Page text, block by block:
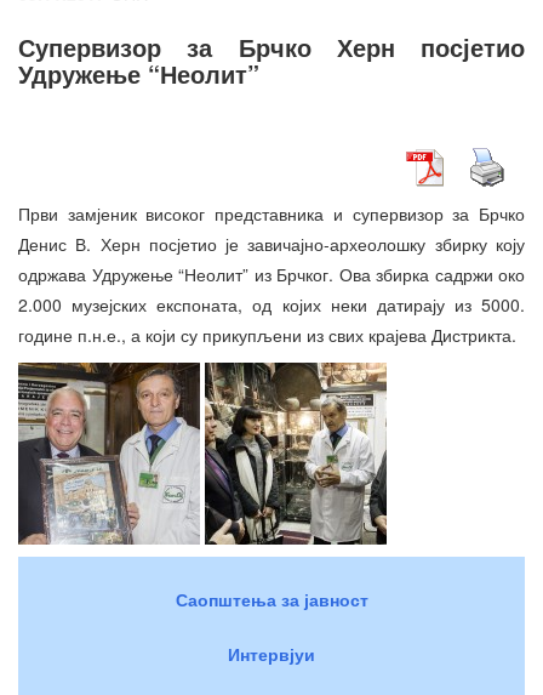
Супервизор за Брчко Херн посјетио
Удружење “Неолит”
Први замјеник високог представника и супервизор за Брчко
Денис В. Херн посјетио је завичајно-археолошку збирку коју
одржава Удружење “Неолит” из Брчког. Ова збирка садржи око
2.000 музејских експоната, од којих неки датирају из 5000.
године п.н.е., а који су прикупљени из свих крајева Дистрикта.
Саопштења за јавност
Интервјуи